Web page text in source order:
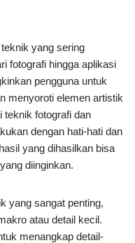
yang sering
fotografi hingga aplikasi
pengguna untuk
menyoroti elemen artistik
teknik fotografi dan
dengan hati-hati dan
yang dihasilkan bisa
diinginkan.
yang sangat penting,
atau detail kecil.
menangkap detail-